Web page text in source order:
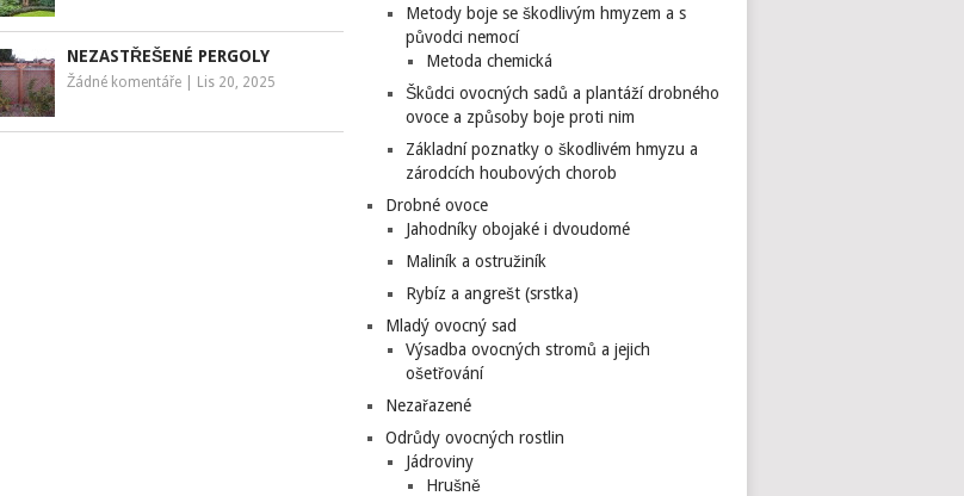
NEZASTŘEŠENÉ PERGOLY
Žádné komentáře Lis 20, 2025
Metody boje se škodlivým hmyzem a s
původci nemocí
Metoda chemická
Škůdci ovocných sadů a plantáží drobného
ovoce a způsoby boje proti nim
Základní poznatky o škodlivém hmyzu a
zárodcích houbových chorob
Drobné ovoce
Jahodníky obojaké i dvoudomé
Maliník a ostružiník
Rybíz a angrešt (srstka)
Mladý ovocný sad
Výsadba ovocných stromů a jejich
ošetřování
Nezařazené
Odrůdy ovocných rostlin
Jádroviny
Hrušně